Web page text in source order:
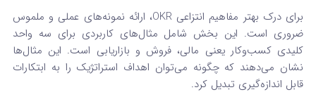
برای درک بهتر مفاهیم انتزاعی OKR، ارائه نمونه‌های عملی و ملموس
ضروری است. این بخش شامل مثال‌های کاربردی برای سه واحد
کلیدی کسب‌وکار یعنی مالی، فروش و بازاریابی است. این مثال‌ها
نشان می‌دهند که چگونه می‌توان اهداف استراتژیک را به ابتکارات
قابل اندازه‌گیری تبدیل کرد.